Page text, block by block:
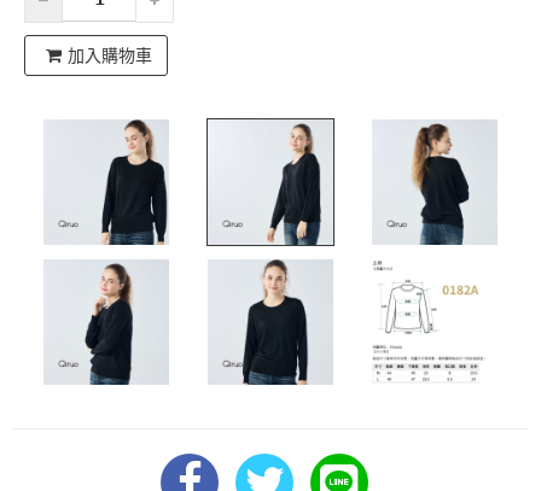
加入購物車